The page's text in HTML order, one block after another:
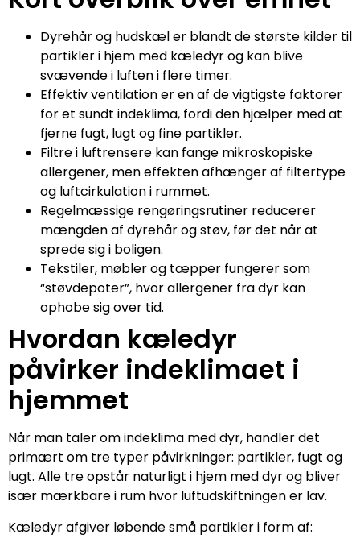
Dyrehår og hudskæl er blandt de største kilder til
partikler i hjem med kæledyr og kan blive
svævende i luften i flere timer.
Effektiv ventilation er en af de vigtigste faktorer
for et sundt indeklima, fordi den hjælper med at
fjerne fugt, lugt og fine partikler.
Filtre i luftrensere kan fange mikroskopiske
allergener, men effekten afhænger af filtertype
og luftcirkulation i rummet.
Regelmæssige rengøringsrutiner reducerer
mængden af dyrehår og støv, før det når at
sprede sig i boligen.
Tekstiler, møbler og tæpper fungerer som
“støvdepoter”, hvor allergener fra dyr kan
ophobe sig over tid.
Hvordan kæledyr
påvirker indeklimaet i
hjemmet
Når man taler om indeklima med dyr, handler det
primært om tre typer påvirkninger: partikler, fugt og
lugt. Alle tre opstår naturligt i hjem med dyr og bliver
især mærkbare i rum hvor luftudskiftningen er lav.
Kæledyr afgiver løbende små partikler i form af: